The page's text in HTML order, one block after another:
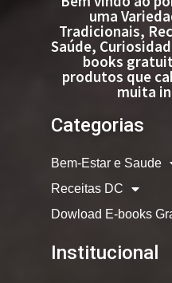
uma
Tradicionais,
Saúde,
books
produtos que
muita
Categorias
Bem-Estar e Saude
Receitas DC
Dowload E-books
Institucional